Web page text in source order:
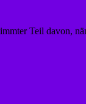
Teil davon,